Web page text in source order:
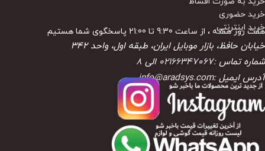
خرید حضوری
خرید اینترنتی
هفت روز هفته ، از ساعت 9:30 تا 21:00 پاسخگوی شما هستیم
خیابان حافظ، بازار موبایل ایران، طبقه اول، واحد ۳۴۲
شماره تماس :02166347067 الی 8
آدرس ایمیل :info@aradsys.com